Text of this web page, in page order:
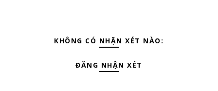
KHÔNG CÓ NHẬN XÉT NÀO:
ĐĂNG NHẬN XÉT